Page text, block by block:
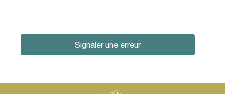
Signaler une erreur